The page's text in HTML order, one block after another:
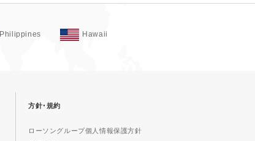
Philippines Hawaii
方針･規約
ローソングループ個人情報保護方針